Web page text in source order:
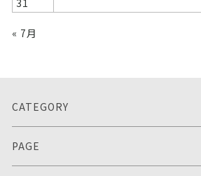
« 7月
CATEGORY
PAGE